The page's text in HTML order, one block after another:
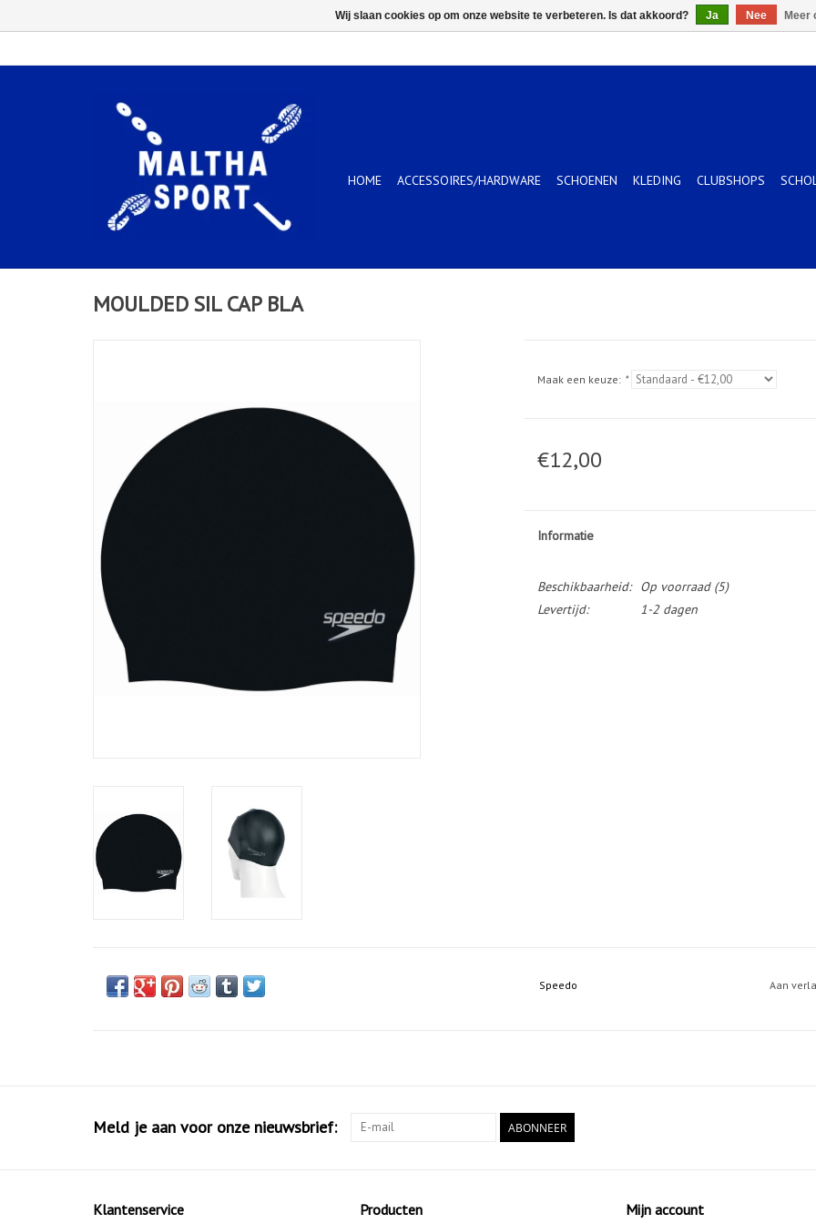
HOME ACCESSOIRES/HARDWARE SCHOENEN KLEDING CLUBSHOPS
MOULDED SIL CAP BLA
Maak een keuze: *
€12,00
Informatie
Beschikbaarheid: Op voorraad(5)
Levertijd:
1-2 dagen
Speedo Aan
Meld je aan voor onze nieuwsbrief: ABONNEER
Klantenservice Producten Mijn account
Wij slaan cookies op om onze website te verbeteren. Is dat akkoord? Ja Nee Meer